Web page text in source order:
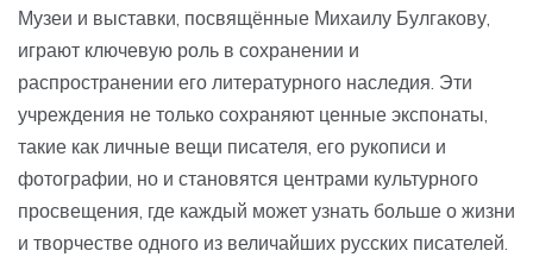
Музеи и выставки, посвящённые Михаилу Булгакову,
играют ключевую роль в сохранении и
распространении его литературного наследия. Эти
учреждения не только сохраняют ценные экспонаты,
такие как личные вещи писателя, его рукописи и
фотографии, но и становятся центрами культурного
просвещения, где каждый может узнать больше о жизни
и творчестве одного из величайших русских писателей.